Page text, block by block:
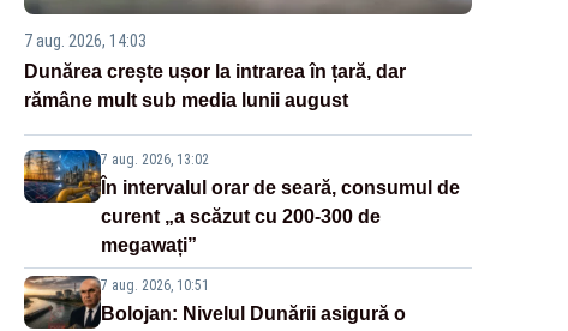
7 aug. 2026, 14:03
Dunărea crește ușor la intrarea în țară, dar
rămâne mult sub media lunii august
7 aug. 2026, 13:02
În intervalul orar de seară, consumul de
curent „a scăzut cu 200-300 de
megawați”
7 aug. 2026, 10:51
Bolojan: Nivelul Dunării asigură o